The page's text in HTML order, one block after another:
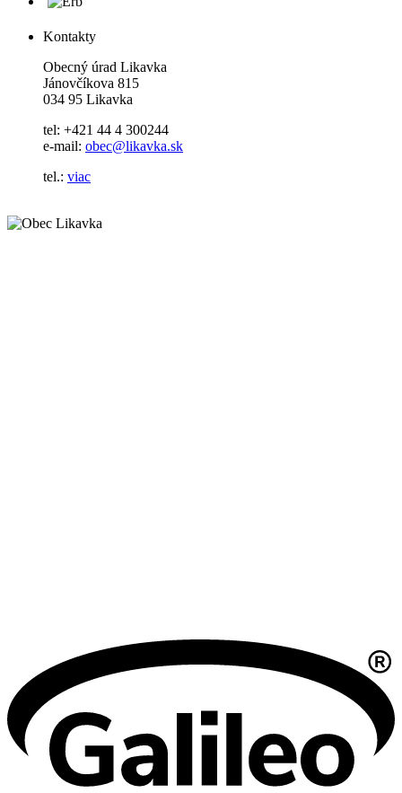
Kontakty
Obecný úrad Likavka
Jánovčíkova 815
034 95 Likavka
tel: +421 44 4 300244
e-mail: obec@likavka.sk
tel.: viac